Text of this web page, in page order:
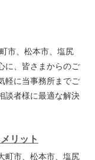
市、松本市、塩尻
に、皆さまからのご
軽に当事務所までご
談者様に最適な解決
リット
町市、松本市、塩尻